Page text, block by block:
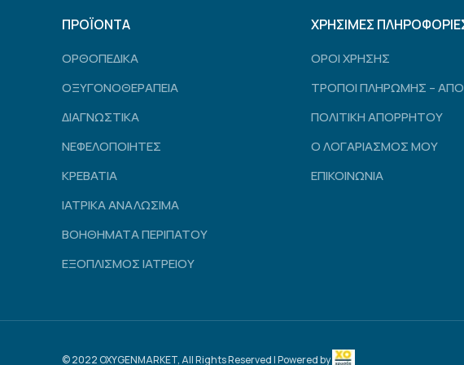
ΠΡΟΪΟΝΤΑ
ΟΡΘΟΠΕΔΙΚΑ
ΟΞΥΓΟΝΟΘΕΡΑΠΕΙΑ
ΔΙΑΓΝΩΣΤΙΚΑ
ΝΕΦΕΛΟΠΟΙΗΤΕΣ
ΚΡΕΒΑΤΙΑ
ΙΑΤΡΙΚΑ ΑΝΑΛΩΣΙΜΑ
ΒΟΗΘΗΜΑΤΑ ΠΕΡΙΠΑΤΟΥ
ΕΞΟΠΛΙΣΜΟΣ ΙΑΤΡΕΙΟΥ
ΧΡΗΣΙΜΕΣ
ΟΡΟΙ ΧΡΗΣΗΣ
ΤΡΟΠΟΙ ΠΛΗΡΩΜΗΣ –
ΠΟΛΙΤΙΚΗ ΑΠΟΡΡΗΤΟΥ
Ο ΛΟΓΑΡΙΑΣΜΟΣ ΜΟΥ
ΕΠΙΚΟΙΝΩΝΙΑ
© 2022 OXYGENMARKET, All Rights Reserved | Powered by